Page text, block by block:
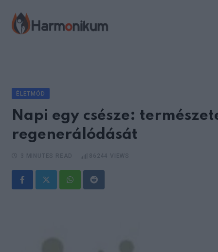
content
ÉLETMÓD
Napi egy csésze:
regenerálódását
WhatsappReddit